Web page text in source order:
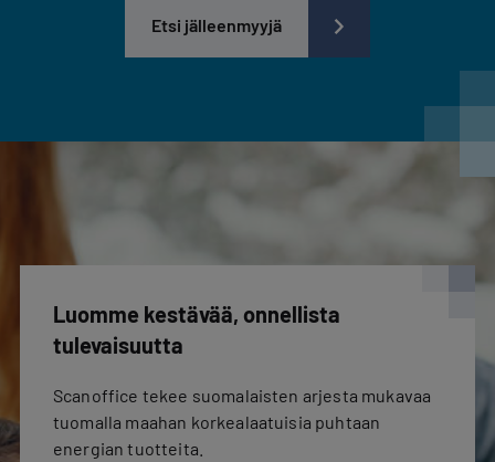
Etsi jälleenmyyjä
Luomme kestävää, onnellista
tulevaisuutta
Scanoffice tekee suomalaisten arjesta mukavaa
tuomalla maahan korkealaatuisia puhtaan
energian tuotteita.